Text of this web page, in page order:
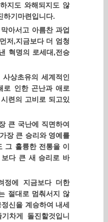
지도 와해되지도 않
하기마련입니다.
아서고 아름찬 과업
저,지금보다 더 엄청
혁명의 로세대,전승
상초유의 세계적인
로 인한 곤난과 애로
련의 고비로 되고있
큰 국난에 직면하여
장 큰 승리와 영예를
그 훌륭한 전통을 이
다 큰 새 승리로 바
정에 지금보다 더한
절대로 멈춰서지 않
신을 계승하여 내세
차게 돌진할것입니